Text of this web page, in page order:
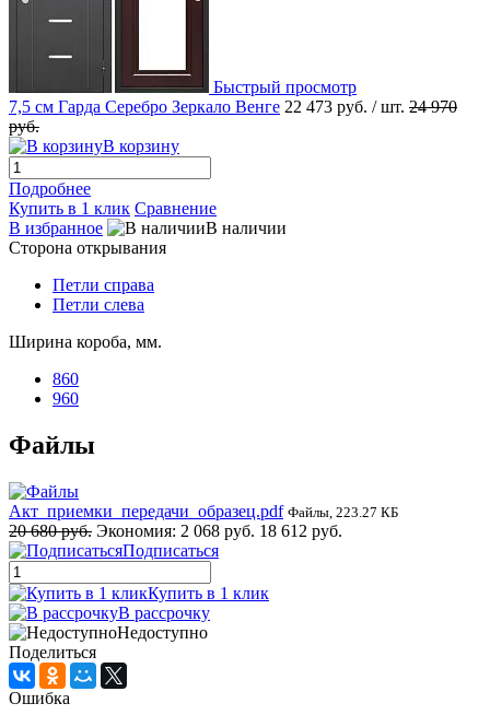
Быстрый просмотр
7,5 см Гарда Серебро Зеркало Венге 22 473 руб. / шт. 24 970
руб.
В корзину
Подробнее
Купить в 1 клик Сравнение
В избранное
В наличии
Сторона открывания
Петли справа
Петли слева
Ширина короба, мм.
860
960
Файлы
Акт_приемки_передачи_образец.pdf Файлы, 223.27 КБ
20 680 руб. Экономия: 2 068 руб. 18 612 руб.
Подписаться
Купить в 1 клик
В рассрочку
Недоступно
Поделиться
Ошибка